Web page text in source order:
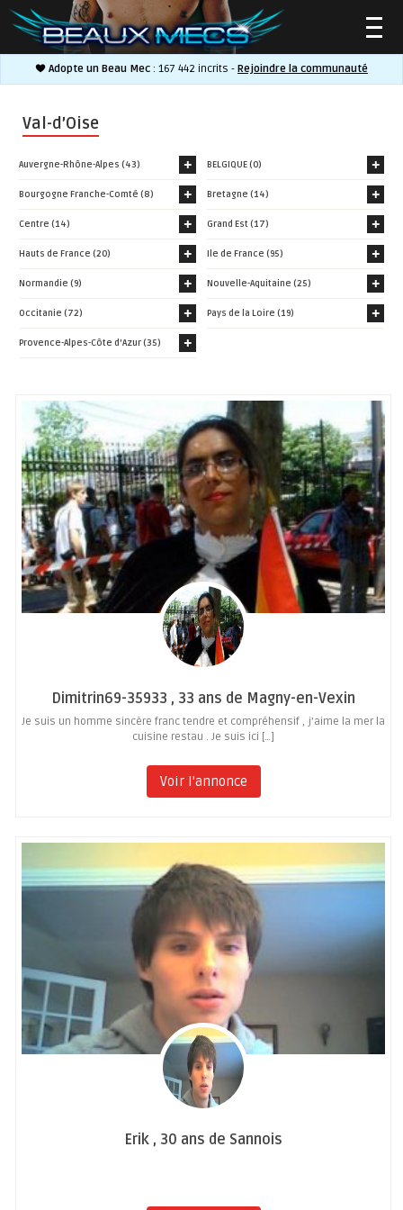
Adopte un Beau Mec : 167 442 incrits - Rejoindre la communauté
Val-d’Oise
Auvergne-Rhône-Alpes (43) BELGIQUE (0)
Bourgogne Franche-Comté (8) Bretagne (14)
Centre (14) Grand Est (17)
Hauts de France (20) Ile de France (95)
Normandie (9) Nouvelle-Aquitaine (25)
Occitanie (72) Pays de la Loire (19)
Provence-Alpes-Côte d'Azur (35)
Dimitrin69-35933 , 33 ans de Magny-en-Vexin
Je suis un homme sincère franc tendre et compréhensif , j’aime la mer la
cuisine restau . Je suis ici […]
Voir l'annonce
Erik , 30 ans de Sannois
▼